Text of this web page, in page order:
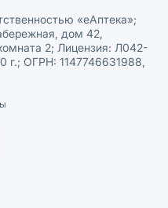
«еАптека»;
дом 42,
2; Лицензия: Л042-
г.; ОГРН: 1147746631988,